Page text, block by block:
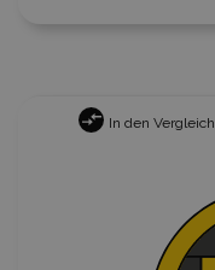
In den Vergleich